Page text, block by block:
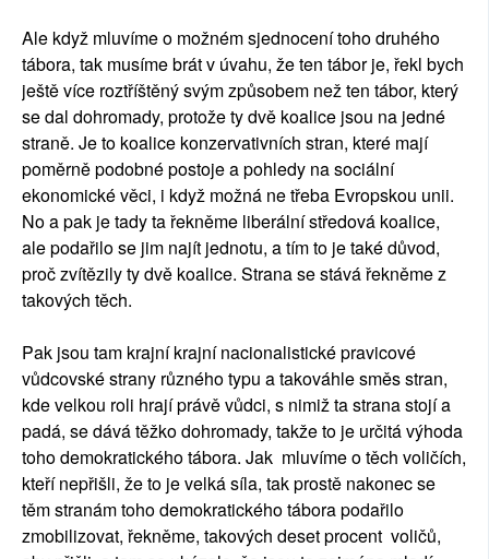
Ale když mluvíme o možném sjednocení toho druhého
tábora, tak musíme brát v úvahu, že ten tábor je, řekl bych
ještě více roztříštěný svým způsobem než ten tábor, který
se dal dohromady, protože ty dvě koalice jsou na jedné
straně. Je to koalice konzervativních stran, které mají
poměrně podobné postoje a pohledy na sociální
ekonomické věci, i když možná ne třeba Evropskou unii.
No a pak je tady ta řekněme liberální středová koalice,
ale podařilo se jim najít jednotu, a tím to je také důvod,
proč zvítězily ty dvě koalice. Strana se stává řekněme z
takových těch.
Pak jsou tam krajní krajní nacionalistické pravicové
vůdcovské strany různého typu a takováhle směs stran,
kde velkou roli hrají právě vůdci, s nimiž ta strana stojí a
padá, se dává těžko dohromady, takže to je určitá výhoda
toho demokratického tábora. Jak mluvíme o těch voličích,
kteří nepřišli, že to je velká síla, tak prostě nakonec se
těm stranám toho demokratického tábora podařilo
zmobilizovat, řekněme, takových deset procent voličů,